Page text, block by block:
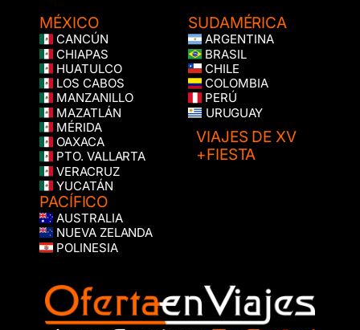
MÉXICO
CANCÚN
CHIAPAS
HUATULCO
LOS CABOS
MANZANILLO
MAZATLÁN
MÉRIDA
OAXACA
PTO. VALLARTA
VERACRUZ
YUCATÁN
PACÍFICO
AUSTRALIA
NUEVA ZELANDA
POLINESIA
SUDAMÉRICA
ARGENTINA
BRASIL
CHILE
COLOMBIA
PERÚ
URUGUAY
VIAJES DE XV
+FIESTA